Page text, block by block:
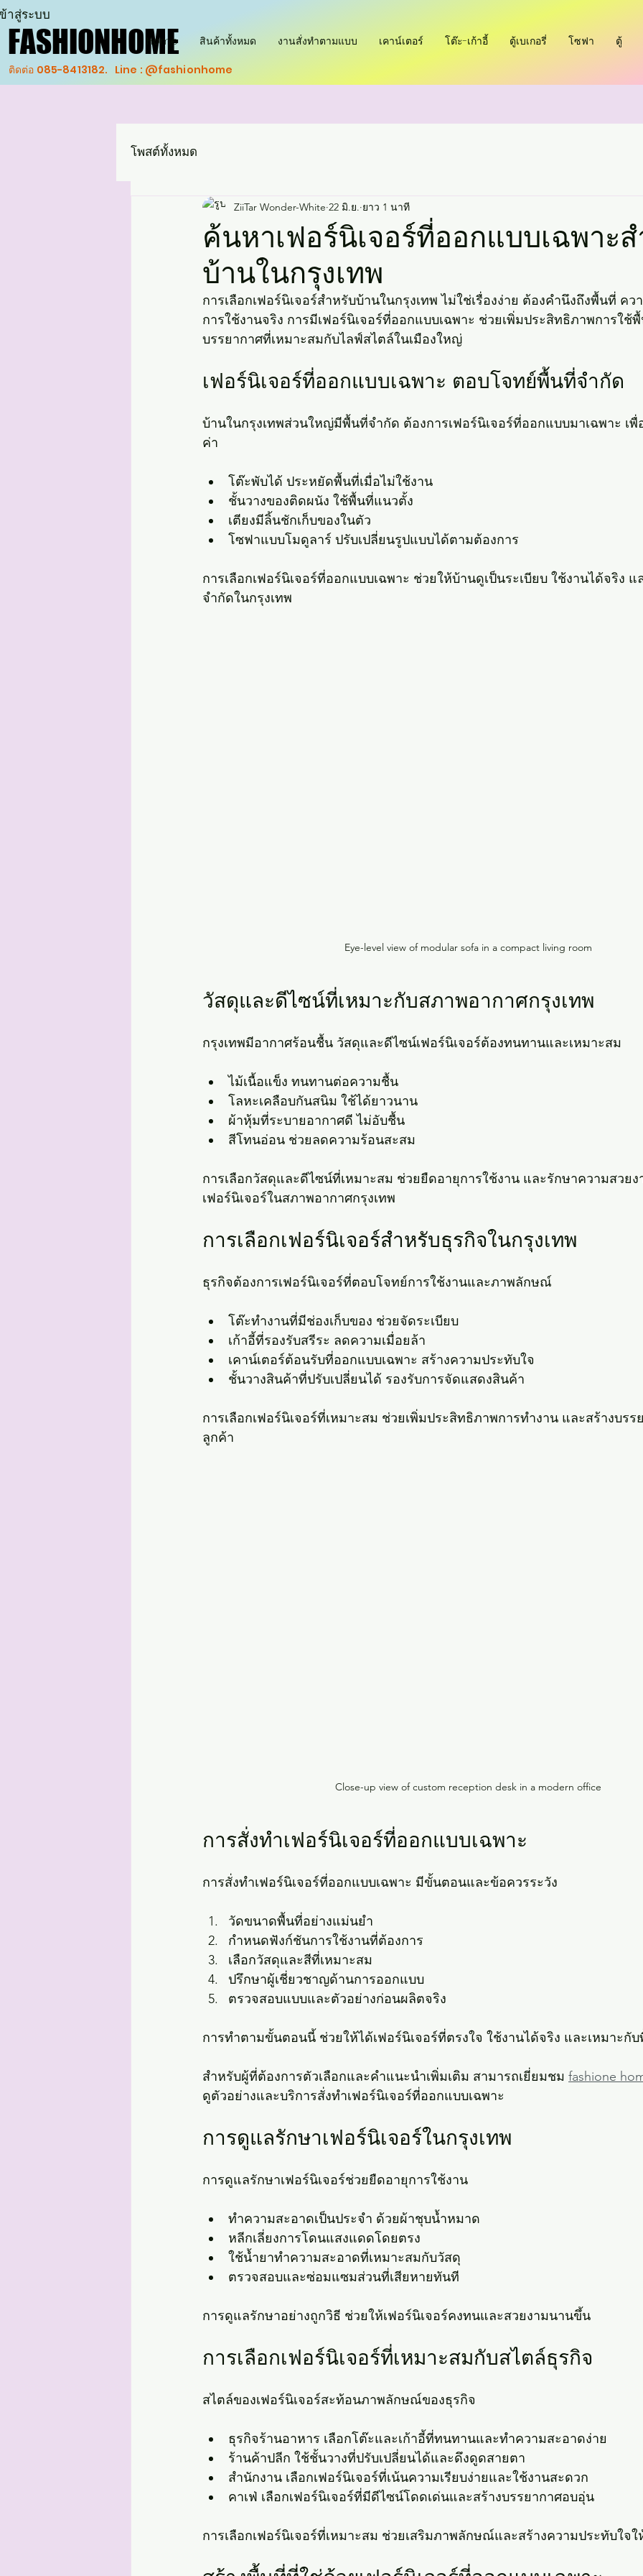
FASHIONHOME
FASHIONHOME
ติดต่อ 085-8413182. Line : @fashionhome
าสู่ระบบ
Home สินค้าทั้งหมด งานสั่งทำตามแบบ เคาน์เตอร์ โต๊ะ-เก้าอี้ ตู้เบเกอรี่ โซฟา ตู้
โพสต์ทั้งหมด
ค้นหาเฟอร์นิเจอร์ที่ออกแบบเฉพาะ
บ้านในกรุงเทพ
ZiiTar Wonder-White 22 มิ.ย. ยาว 1 นาที
การเลือกเฟอร์นิเจอร์สำหรับบ้านในกรุงเทพ ไม่ใช่เรื่องง่าย ต้องคำนึงถึงพื้นที่ คว
การใช้งานจริง การมีเฟอร์นิเจอร์ที่ออกแบบเฉพาะ ช่วยเพิ่มประสิทธิภาพการใช้
บรรยากาศที่เหมาะสมกับไลฟ์สไตล์ในเมืองใหญ่
เฟอร์นิเจอร์ที่ออกแบบเฉพาะ ตอบโจทย์พื้นที่จำกัด
บ้านในกรุงเทพส่วนใหญ่มีพื้นที่จำกัด ต้องการเฟอร์นิเจอร์ที่ออกแบบมาเฉพาะ เ
ค่า
โต๊ะพับได้ ประหยัดพื้นที่เมื่อไม่ใช้งาน
ชั้นวางของติดผนัง ใช้พื้นที่แนวตั้ง
เตียงมีลิ้นชักเก็บของในตัว
โซฟาแบบโมดูลาร์ ปรับเปลี่ยนรูปแบบได้ตามต้องการ
การเลือกเฟอร์นิเจอร์ที่ออกแบบเฉพาะ ช่วยให้บ้านดูเป็นระเบียบ ใช้งานได้จริง
จำกัดในกรุงเทพ
Eye-level view of modular sofa in a compact living room
วัสดุและดีไซน์ที่เหมาะกับสภาพอากาศกรุงเทพ
กรุงเทพมีอากาศร้อนชื้น วัสดุและดีไซน์เฟอร์นิเจอร์ต้องทนทานและเหมาะสม
ไม้เนื้อแข็ง ทนทานต่อความชื้น
โลหะเคลือบกันสนิม ใช้ได้ยาวนาน
ผ้าหุ้มที่ระบายอากาศดี ไม่อับชื้น
สีโทนอ่อน ช่วยลดความร้อนสะสม
การเลือกวัสดุและดีไซน์ที่เหมาะสม ช่วยยืดอายุการใช้งาน และรักษาความสวยง
เฟอร์นิเจอร์ในสภาพอากาศกรุงเทพ
การเลือกเฟอร์นิเจอร์สำหรับธุรกิจในกรุงเทพ
ธุรกิจต้องการเฟอร์นิเจอร์ที่ตอบโจทย์การใช้งานและภาพลักษณ์
โต๊ะทำงานที่มีช่องเก็บของ ช่วยจัดระเบียบ
เก้าอี้ที่รองรับสรีระ ลดความเมื่อยล้า
เคาน์เตอร์ต้อนรับที่ออกแบบเฉพาะ สร้างความประทับใจ
ชั้นวางสินค้าที่ปรับเปลี่ยนได้ รองรับการจัดแสดงสินค้า
การเลือกเฟอร์นิเจอร์ที่เหมาะสม ช่วยเพิ่มประสิทธิภาพการทำงาน และสร้างบร
ลูกค้า
Close-up view of custom reception desk in a modern office
การสั่งทำเฟอร์นิเจอร์ที่ออกแบบเฉพาะ
การสั่งทำเฟอร์นิเจอร์ที่ออกแบบเฉพาะ มีขั้นตอนและข้อควรระวัง
วัดขนาดพื้นที่อย่างแม่นยำ
กำหนดฟังก์ชันการใช้งานที่ต้องการ
เลือกวัสดุและสีที่เหมาะสม
ปรึกษาผู้เชี่ยวชาญด้านการออกแบบ
ตรวจสอบแบบและตัวอย่างก่อนผลิตจริง
การทำตามขั้นตอนนี้ ช่วยให้ได้เฟอร์นิเจอร์ที่ตรงใจ ใช้งานได้จริง และเหมาะกั
สำหรับผู้ที่ต้องการตัวเลือกและคำแนะนำเพิ่มเติม สามารถเยี่ยมชม fashione
ดูตัวอย่างและบริการสั่งทำเฟอร์นิเจอร์ที่ออกแบบเฉพาะ
การดูแลรักษาเฟอร์นิเจอร์ในกรุงเทพ
การดูแลรักษาเฟอร์นิเจอร์ช่วยยืดอายุการใช้งาน
ทำความสะอาดเป็นประจำ ด้วยผ้าชุบน้ำหมาด
หลีกเลี่ยงการโดนแสงแดดโดยตรง
ใช้น้ำยาทำความสะอาดที่เหมาะสมกับวัสดุ
ตรวจสอบและซ่อมแซมส่วนที่เสียหายทันที
การดูแลรักษาอย่างถูกวิธี ช่วยให้เฟอร์นิเจอร์คงทนและสวยงามนานขึ้น
การเลือกเฟอร์นิเจอร์ที่เหมาะสมกับสไตล์ธุรกิจ
สไตล์ของเฟอร์นิเจอร์สะท้อนภาพลักษณ์ของธุรกิจ
ธุรกิจร้านอาหาร เลือกโต๊ะและเก้าอี้ที่ทนทานและทำความสะอาดง่าย
ร้านค้าปลีก ใช้ชั้นวางที่ปรับเปลี่ยนได้และดึงดูดสายตา
สำนักงาน เลือกเฟอร์นิเจอร์ที่เน้นความเรียบง่ายและใช้งานสะดวก
คาเฟ่ เลือกเฟอร์นิเจอร์ที่มีดีไซน์โดดเด่นและสร้างบรรยากาศอบอุ่น
การเลือกเฟอร์นิเจอร์ที่เหมาะสม ช่วยเสริมภาพลักษณ์และสร้างความประทับใจใ